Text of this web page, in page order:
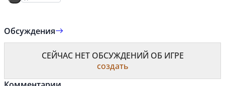
Обсуждения
СЕЙЧАС НЕТ ОБСУЖДЕНИЙ ОБ ИГРЕ
создать